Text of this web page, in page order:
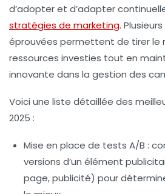
d’adopter et d’adapter
stratégies de marketing.
éprouvées permettent de tirer le
ressources investies tout en
innovante dans la gestion des
Voici une liste détaillée des
2025 :
Mise en place de tests A/B :
versions d’un élément
page, publicité) pour